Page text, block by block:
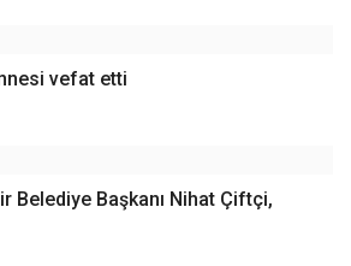
vefat etti
Belediye Başkanı Nihat Çiftçi,